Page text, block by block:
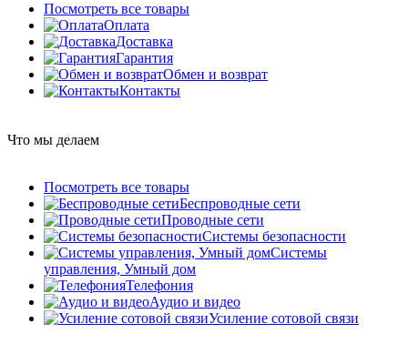
Посмотреть все товары
Оплата
Доставка
Гарантия
Обмен и возврат
Контакты
Что мы делаем
Посмотреть все товары
Беспроводные сети
Проводные сети
Системы безопасности
Системы
управления, Умный дом
Телефония
Аудио и видео
Усиление сотовой связи